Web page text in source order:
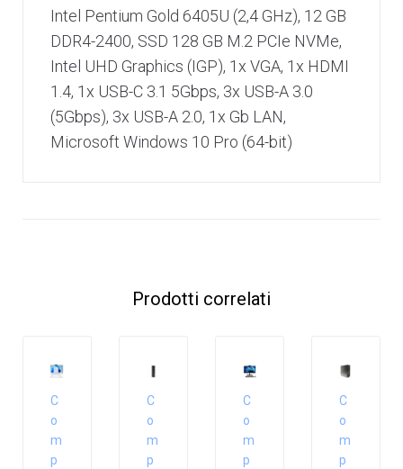
Intel Pentium Gold 6405U (2,4 GHz), 12 GB
DDR4-2400, SSD 128 GB M.2 PCIe NVMe,
Intel UHD Graphics (IGP), 1x VGA, 1x HDMI
1.4, 1x USB-C 3.1 5Gbps, 3x USB-A 3.0
(5Gbps), 3x USB-A 2.0, 1x Gb LAN,
Microsoft Windows 10 Pro (64-bit)
Prodotti correlati
C
o
m
p
C
o
m
p
C
o
m
p
C
o
m
p